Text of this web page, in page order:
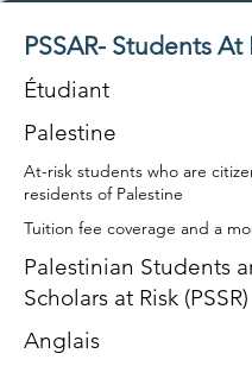
PSSAR- Students At
Étudiant
Palestine
At-risk students who are
residents of Palestine
Tuition fee coverage and a
Palestinian Students
Scholars at Risk (PSSR)
Anglais